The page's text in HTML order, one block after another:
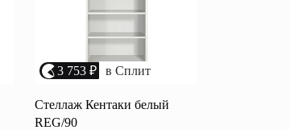
3 753 ₽ в Сплит
Стеллаж Кентаки белый
REG/90